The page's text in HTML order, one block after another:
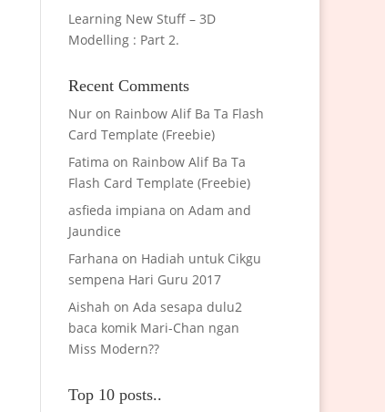
Learning New Stuff – 3D
Modelling : Part 2.
Recent Comments
Nur on Rainbow Alif Ba Ta Flash
Card Template (Freebie)
Fatima on Rainbow Alif Ba Ta
Flash Card Template (Freebie)
asfieda impiana onAdam and
Jaundice
Farhana on Hadiah untuk Cikgu
sempena Hari Guru 2017
Aishah onAda sesapa dulu2
baca komik Mari-Chan ngan
Miss Modern??
Top 10 posts..